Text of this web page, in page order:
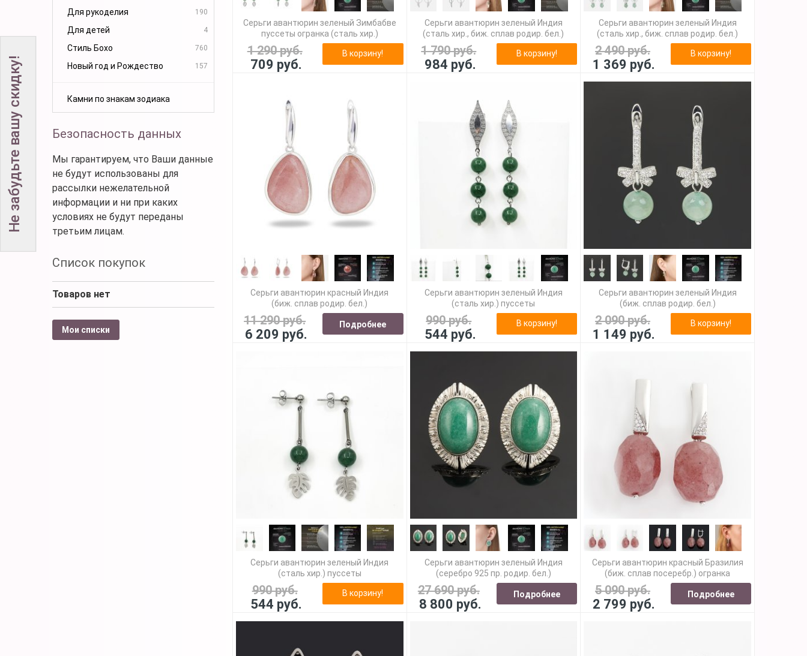
Для рукоделия 190
Для детей 4
Стиль Бохо 760
Новый год и Рождество 157
Камни по знакам зодиака
Безопасность данных
Мы гарантируем, что Ваши данные
не будут использованы для
рассылки нежелательной
информации и ни при каких
условиях не будут переданы
третьим лицам.
Список покупок
Товаров нет
Мои списки
Серьги авантюрин зеленый Зимбабве
пуссеты огранка (сталь хир.)
1 290 руб.
709 руб.
В корзину!
Серьги авантюрин зеленый Индия
(сталь хир., биж. сплав родир. бел.)
1 790 руб.
984 руб.
В корзину!
Серьги авантюрин зеленый Индия
(сталь хир., биж. сплав родир. бел.)
2 490 руб.
1 369 руб.
В корзину!
Серьги авантюрин красный Индия
(биж. сплав родир. бел.)
11 290 руб.
6 209 руб.
Подробнее
Серьги авантюрин зеленый Индия
(сталь хир.) пуссеты
990 руб.
544 руб.
В корзину!
Серьги авантюрин зеленый Индия
(биж. сплав родир. бел.)
2 090 руб.
1 149 руб.
В корзину!
Серьги авантюрин зеленый Индия
(сталь хир.) пуссеты
990 руб.
544 руб.
В корзину!
Серьги авантюрин зеленый Индия
(серебро 925 пр. родир. бел.)
27 690 руб.
8 800 руб.
Подробнее
Серьги авантюрин красный Бразилия
(биж. сплав посеребр.) огранка
5 090 руб.
2 799 руб.
Подробнее
Не забудьте вашу скидку!